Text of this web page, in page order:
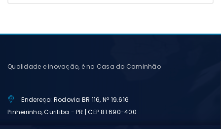
Qualidade e inovação, é na Casa do Caminhão
Endereço: Rodovia BR 116, Nº 19.616
Pinheirinho, Curitiba - PR | CEP 81.690-400